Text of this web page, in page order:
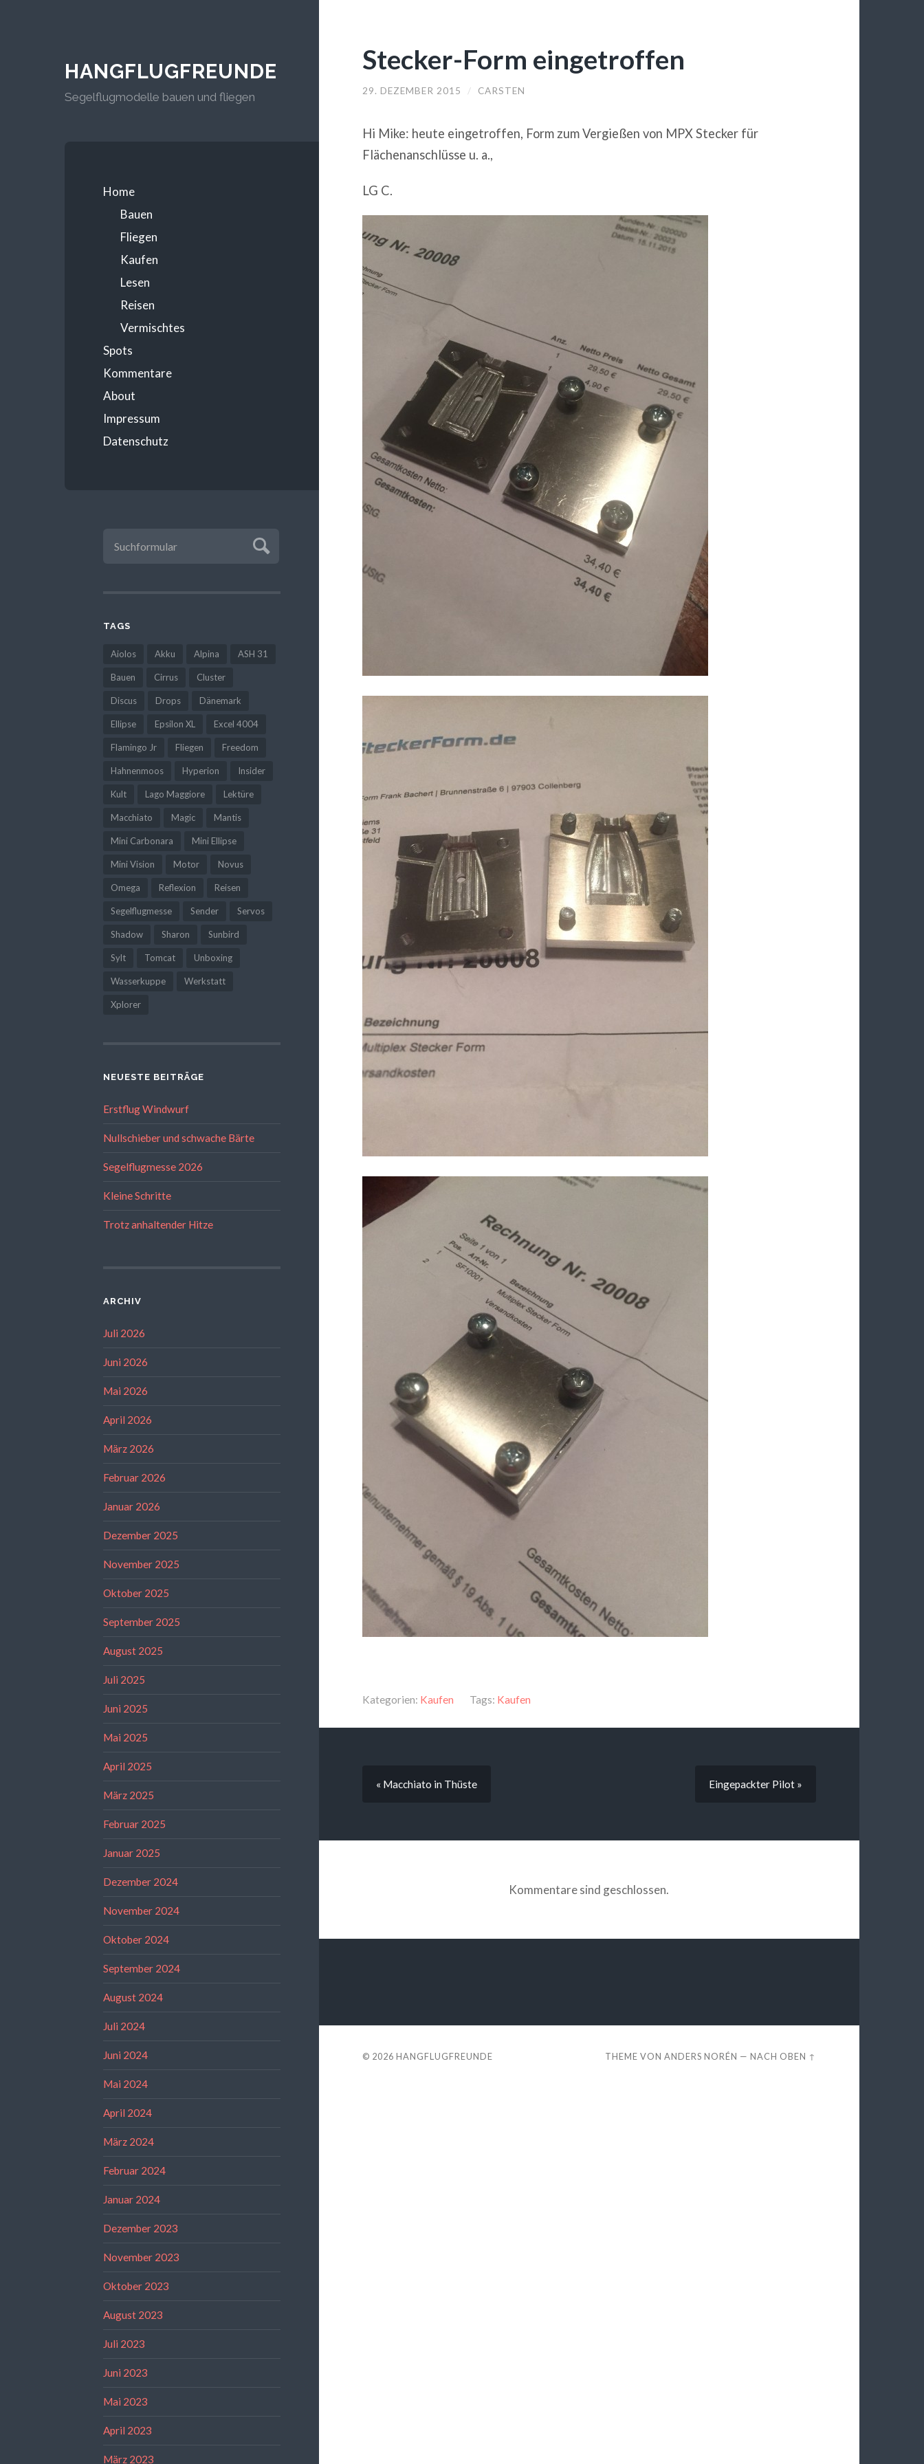
HANGFLUGFREUNDE
Segelflugmodelle bauen und fliegen
Home
Bauen
Fliegen
Kaufen
Lesen
Reisen
Vermischtes
Spots
Kommentare
About
Impressum
Datenschutz
TAGS
Aiolos Akku Alpina ASH 31
Bauen Cirrus Cluster
Discus Drops Dänemark
Ellipse Epsilon XL Excel 4004
Flamingo Jr Fliegen Freedom
Hahnenmoos Hyperion Insider
Kult Lago Maggiore Lektüre
Macchiato Magic Mantis
Mini Carbonara Mini Ellipse
Mini Vision Motor Novus
Omega Reflexion Reisen
Segelflugmesse Sender Servos
Shadow Sharon Sunbird
Sylt Tomcat Unboxing
Wasserkuppe Werkstatt
Xplorer
NEUESTE BEITRÄGE
Erstflug Windwurf
Nullschieber und schwache Bärte
Segelflugmesse 2026
Kleine Schritte
Trotz anhaltender Hitze
ARCHIV
Juli 2026
Juni 2026
Mai 2026
April 2026
März 2026
Februar 2026
Januar 2026
Dezember 2025
November 2025
Oktober 2025
September 2025
August 2025
Juli 2025
Juni 2025
Mai 2025
April 2025
März 2025
Februar 2025
Januar 2025
Dezember 2024
November 2024
Oktober 2024
September 2024
August 2024
Juli 2024
Juni 2024
Mai 2024
April 2024
März 2024
Februar 2024
Januar 2024
Dezember 2023
November 2023
Oktober 2023
August 2023
Juli 2023
Juni 2023
Mai 2023
April 2023
März 2023
Stecker-Form eingetroffen
29. DEZEMBER 2015 / CARSTEN
Hi Mike: heute eingetroffen, Form zum Vergießen von MPX Stecker für
Flächenanschlüsse u. a.,
LG C.
Kategorien: Kaufen Tags: Kaufen
« Macchiato in Thüste Eingepackter Pilot »
Kommentare sind geschlossen.
© 2026 HANGFLUGFREUNDE THEME VONANDERS NORÉN —NACH OBEN ↑